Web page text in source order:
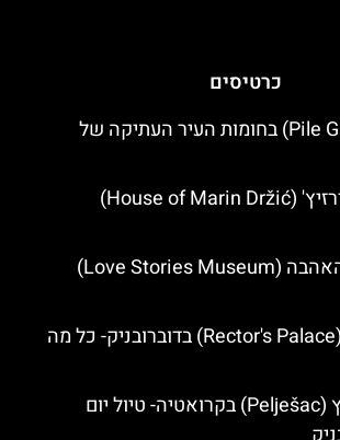
כרטיסים
שער פילה (Pile Gate) בחומות העיר העתיקה של
הבית של מרין דרזיץ' (House of Marin Držić)
מוזיאון סיפורי האהבה (Love Stories Museum)
ארמון הרקטור (Rector's Palace) בדוברובניק- כל מה
חצי האי פליישץ (Pelješac) בקרואטיה- טיול יום